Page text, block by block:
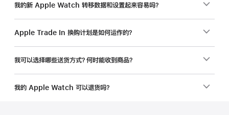
我的新 Apple Watch 转移数据和设置起来容易吗？
Apple Trade In 换购计划是如何运作的？
我可以选择哪些送货方式？何时能收到商品？
我的 Apple Watch 可以退货吗？